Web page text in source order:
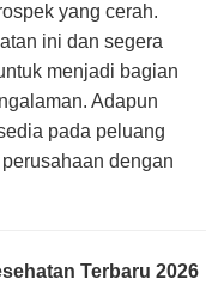
yang cerah.
ini dan segera
menjadi bagian
Adapun
pada peluang
dengan
Terbaru 2026